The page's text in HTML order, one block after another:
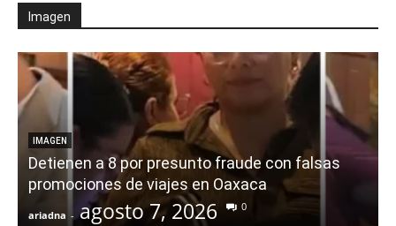
Imagen
IMAGEN
Detienen a 8 por presunto fraude con falsas
promociones de viajes en Oaxaca
ariadna - agosto 7, 2026 0